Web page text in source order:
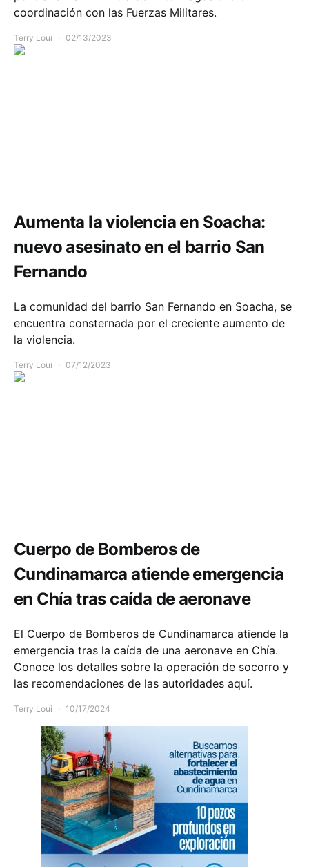
coordinación con las Fuerzas Militares.
Terry Loui 02/13/2023
Aumenta la violencia en Soacha:
nuevo asesinato en el barrio San
Fernando
La comunidad del barrio San Fernando en Soacha, se
encuentra consternada por el creciente aumento de
la violencia.
Terry Loui 07/12/2023
Cuerpo de Bomberos de
Cundinamarca atiende emergencia
en Chía tras caída de aeronave
El Cuerpo de Bomberos de Cundinamarca atiende la
emergencia tras la caída de una aeronave en Chía.
Conoce los detalles sobre la operación de socorro y
las recomendaciones de las autoridades aquí.
Terry Loui 10/17/2024